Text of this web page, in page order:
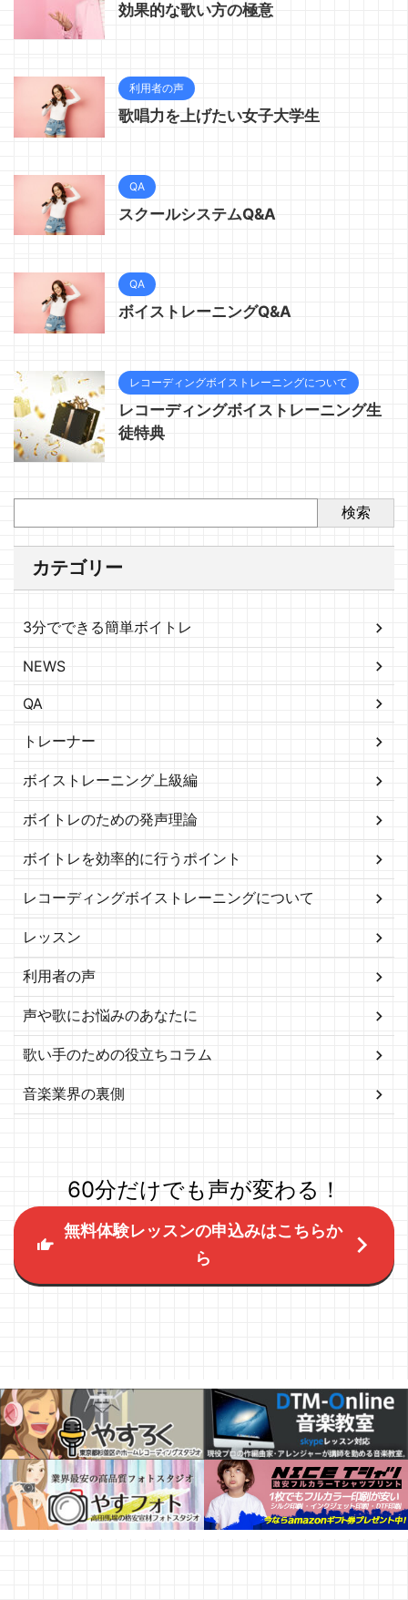
効果的な歌い方の極意
利用者の声
歌唱力を上げたい女子大学生
QA
スクールシステムQ&A
QA
ボイストレーニングQ&A
レコーディングボイストレーニングについて
レコーディングボイストレーニング生
徒特典
検索
カテゴリー
3分でできる簡単ボイトレ
NEWS
QA
トレーナー
ボイストレーニング上級編
ボイトレのための発声理論
ボイトレを効率的に行うポイント
レコーディングボイストレーニングについて
レッスン
利用者の声
声や歌にお悩みのあなたに
歌い手のための役立ちコラム
音楽業界の裏側
60分だけでも声が変わる！
無料体験レッスンの申込みはこちらか
ら